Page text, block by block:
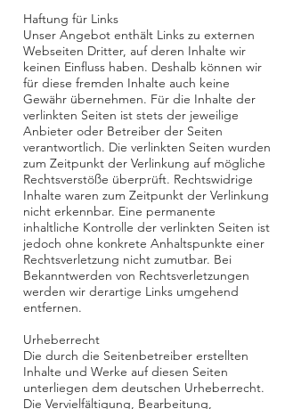
Haftung für Links
Unser Angebot enthält Links zu externen
Webseiten Dritter, auf deren Inhalte wir
keinen Einfluss haben. Deshalb können wir
für diese fremden Inhalte auch keine
Gewähr übernehmen. Für die Inhalte der
verlinkten Seiten ist stets der jeweilige
Anbieter oder Betreiber der Seiten
verantwortlich. Die verlinkten Seiten wurden
zum Zeitpunkt der Verlinkung auf mögliche
Rechtsverstöße überprüft. Rechtswidrige
Inhalte waren zum Zeitpunkt der Verlinkung
nicht erkennbar. Eine permanente
inhaltliche Kontrolle der verlinkten Seiten ist
jedoch ohne konkrete Anhaltspunkte einer
Rechtsverletzung nicht zumutbar. Bei
Bekanntwerden von Rechtsverletzungen
werden wir derartige Links umgehend
entfernen.
Urheberrecht
Die durch die Seitenbetreiber erstellten
Inhalte und Werke auf diesen Seiten
unterliegen dem deutschen Urheberrecht.
Die Vervielfältigung, Bearbeitung,